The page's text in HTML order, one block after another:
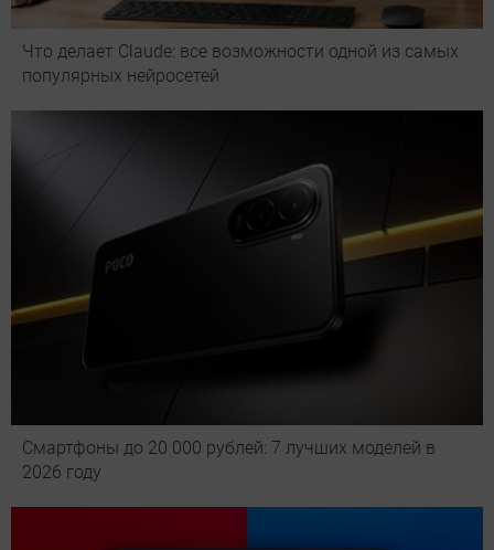
Что делает Сlaude: все возможности одной из самых
популярных нейросетей
Смартфоны до 20 000 рублей: 7 лучших моделей в
2026 году